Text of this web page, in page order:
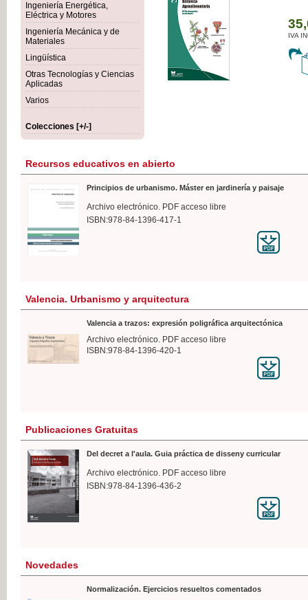
Ingeniería Energética,
Eléctrica y Motores
Ingeniería Mecánica y de
Materiales
Lingüística
Otras Tecnologías y Ciencias
Aplicadas
Varios
Colecciones [+/-]
IVA
Recursos educativos en abierto
Principios de urbanismo. Máster en jardinería y paisaje
Archivo electrónico. PDF acceso libre
ISBN:978-84-1396-417-1
Valencia. Urbanismo y arquitectura
Valencia a trazos: expresión poligráfica arquitectónica
Archivo electrónico. PDF acceso libre
ISBN:978-84-1396-420-1
Publicaciones Gratuitas
Del decret a l'aula. Guia práctica de disseny curricular
Archivo electrónico. PDF acceso libre
ISBN:978-84-1396-436-2
Novedades
Normalización. Ejercicios resueltos comentados